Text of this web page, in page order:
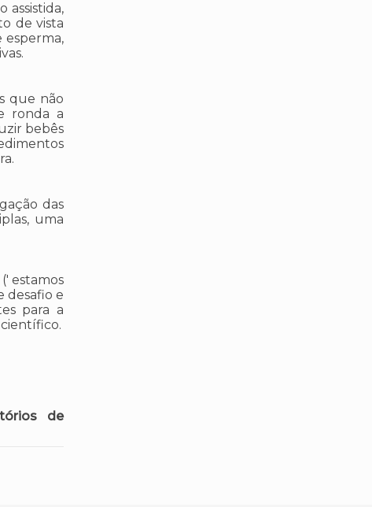
assistida,
de vista
esperma,
que não
ronda a
bebês
das
uma
estamos
desafio e
para a
de